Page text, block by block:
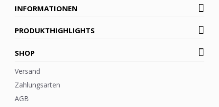
INFORMATIONEN
PRODUKTHIGHLIGHTS
SHOP
Versand
Zahlungsarten
AGB